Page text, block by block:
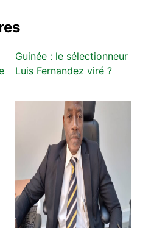
Guinée : le sélectionneur
Luis Fernandez viré ?